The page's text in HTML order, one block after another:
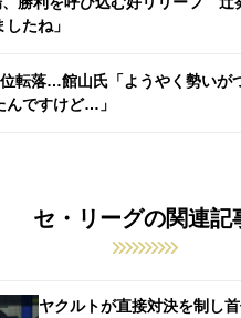
たね」
転落…館山氏「ようやく勢いが
んですけど…」
セ・リーグの関連記
ヤクルトが直接対決を制し